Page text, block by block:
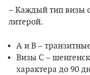
– Каждый тип визы
литерой.
А и B –
Визы C –
характера до 90